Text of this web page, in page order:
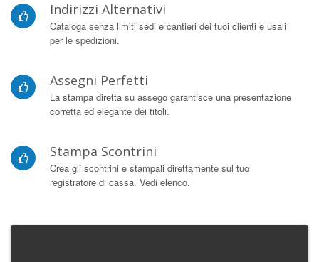
Indirizzi Alternativi
Cataloga senza limiti sedi e cantieri dei tuoi clienti e usali
per le spedizioni.
Assegni Perfetti
La stampa diretta su assego garantisce una presentazione
corretta ed elegante dei titoli.
Stampa Scontrini
Crea gli scontrini e stampali direttamente sul tuo
registratore di cassa. Vedi elenco.